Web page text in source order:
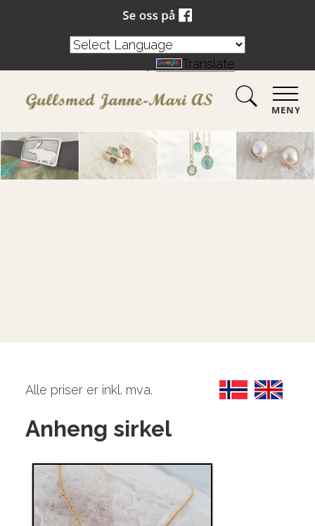
MENY
Alle priser er inkl. mva.
Anheng sirkel
Translate